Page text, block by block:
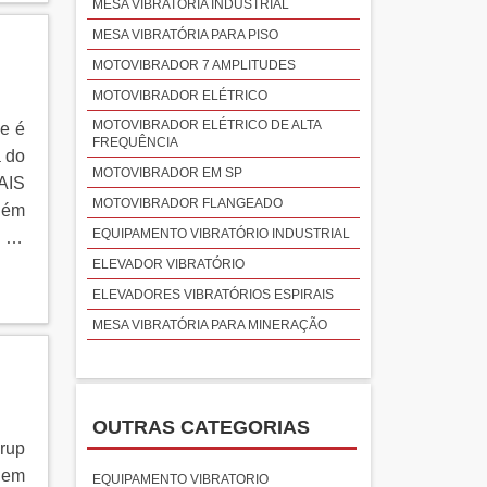
na
e
é
do
o
MESA VIBRATÓRIA INDUSTRIAL
MESA VIBRATÓRIA PARA PISO
MOTOVIBRADOR 7 AMPLITUDES
MOTOVIBRADOR ELÉTRICO
MOTOVIBRADOR ELÉTRICO DE ALTA
FREQUÊNCIA
MOTOVIBRADOR EM SP
MOTOVIBRADOR FLANGEADO
EQUIPAMENTO VIBRATÓRIO INDUSTRIAL
ELEVADOR VIBRATÓRIO
ELEVADORES VIBRATÓRIOS ESPIRAIS
MESA VIBRATÓRIA PARA MINERAÇÃO
OUTRAS CATEGORIAS
EQUIPAMENTO VIBRATORIO